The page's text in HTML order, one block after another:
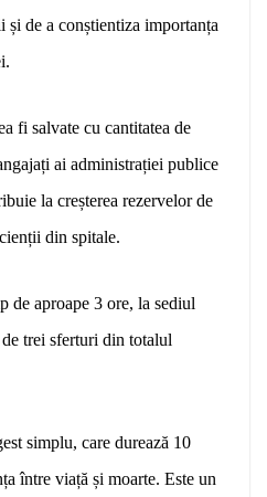
și de a conștientiza importanța
fi salvate cu cantitatea de
ai administrației publice
la creșterea rezervelor de
din spitale.
de aproape 3 ore, la sediul
trei sferturi din totalul
simplu, care durează 10
între viață și moarte. Este un